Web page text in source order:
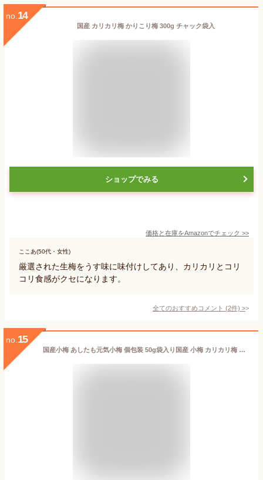
no. 14
国産 カリカリ梅 かりこり梅 300g チャック袋入
ショップでみる
価格と在庫をAmazonでチェック >>
ここあ(50代・女性)
厳選された生梅をうす味に味付けしてあり、カリカリとコリ
コリ食感がクセになります。
全てのおすすめコメント (2件) >
no. 15
国産小梅 あしたも元気小梅 個包装 50g袋入り国産 小梅 カリカリ梅 個装 小粒 携帯 塩分補給 クエン酸 熱中症 夏バテ ポイント消化